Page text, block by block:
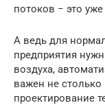
потоков − это
А ведь для
предприятия
воздуха,
важен не
проектирование